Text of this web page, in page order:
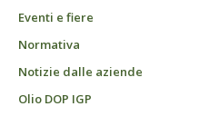
Eventi e fiere
Normativa
Notizie dalle aziende
Olio DOP IGP